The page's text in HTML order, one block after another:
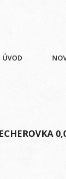
ÚVOD